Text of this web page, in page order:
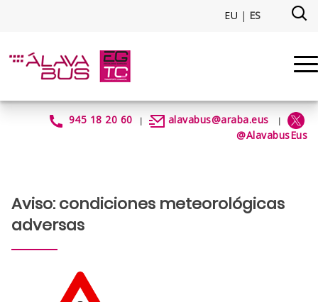
EU | ES
Aviso: condiciones
945 18 20 60 | alavabus@araba.eus |
@AlavabusEus
Aviso: condiciones meteorológicas
adversas